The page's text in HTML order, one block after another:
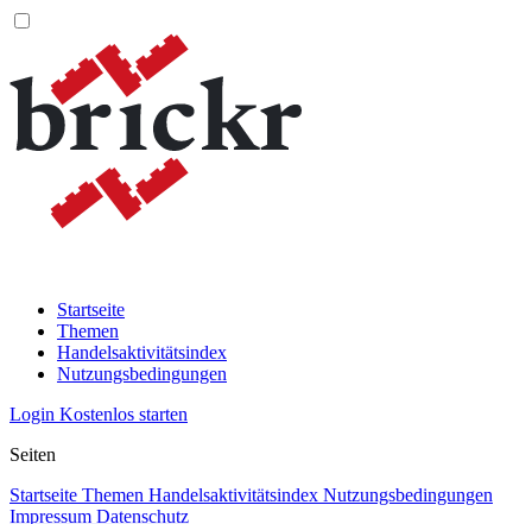
Startseite
Themen
Handelsaktivitätsindex
Nutzungsbedingungen
Login Kostenlos starten
Seiten
Startseite Themen Handelsaktivitätsindex Nutzungsbedingungen
Impressum Datenschutz